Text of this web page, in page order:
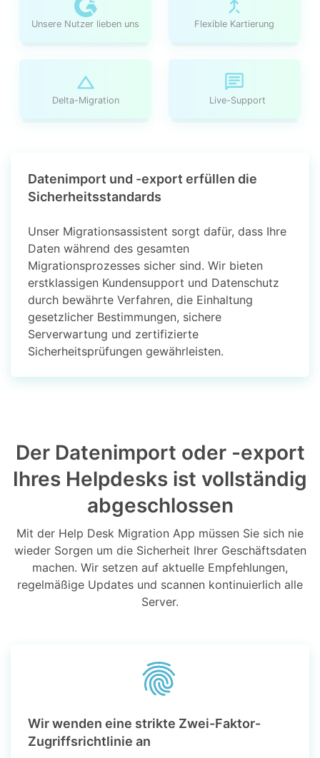
Unsere Nutzer lieben uns Flexible Kartierung
Delta-Migration Live-Support
Datenimport und -export erfüllen die
Sicherheitsstandards
Unser Migrationsassistent sorgt dafür, dass Ihre
Daten während des gesamten
Migrationsprozesses sicher sind. Wir bieten
erstklassigen Kundensupport und Datenschutz
durch bewährte Verfahren, die Einhaltung
gesetzlicher Bestimmungen, sichere
Serverwartung und zertifizierte
Sicherheitsprüfungen gewährleisten.
Der Datenimport oder -export
Ihres Helpdesks ist vollständig
abgeschlossen
Mit der Help Desk Migration App müssen Sie sich nie
wieder Sorgen um die Sicherheit Ihrer Geschäftsdaten
machen. Wir setzen auf aktuelle Empfehlungen,
regelmäßige Updates und scannen kontinuierlich alle
Server.
Wir wenden eine strikte Zwei-Faktor-
Zugriffsrichtlinie an